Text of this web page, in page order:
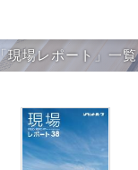
「現場レポート」一覧